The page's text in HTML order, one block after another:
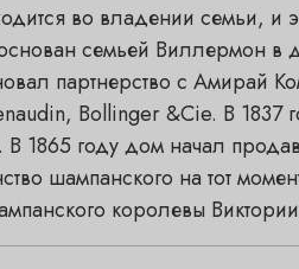
во владении семьи, и
семьей Виллермон в
партнерство с Амирай
Bollinger &Cie. В
1865 году дом начал
шампанского на тот
королевы